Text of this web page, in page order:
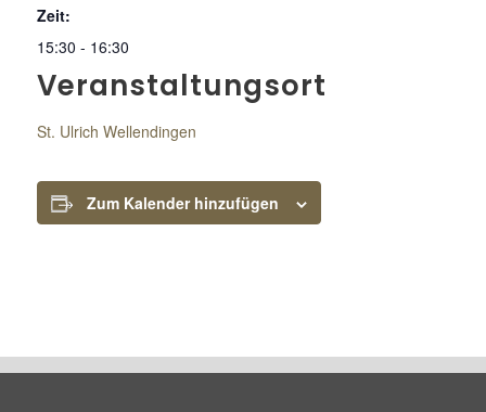
Zeit:
15:30 - 16:30
Veranstaltungsort
St. Ulrich Wellendingen
Zum Kalender hinzufügen